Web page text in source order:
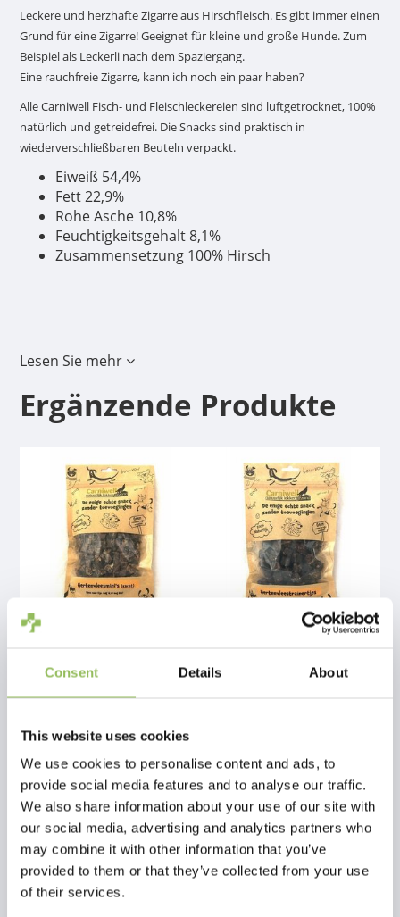
Consent Details About
This website uses cookies
We use cookies to personalise content and ads, to
provide social media features and to analyse our traffic.
We also share information about your use of our site with
our social media, advertising and analytics partners who
may combine it with other information that you’ve
provided to them or that they’ve collected from your use
of their services.
Leckere und herzhafte Zigarre aus Hirschfleisch. Es gibt immer einen
Grund für eine Zigarre! Geeignet für kleine und große Hunde. Zum
Beispiel als Leckerli nach dem Spaziergang.
Eine rauchfreie Zigarre, kann ich noch ein paar haben?
Alle Carniwell Fisch- und Fleischleckereien sind luftgetrocknet, 100%
natürlich und getreidefrei. Die Snacks sind praktisch in
wiederverschließbaren Beuteln verpackt.
Eiweiß 54,4%
Fett 22,9%
Rohe Asche 10,8%
Feuchtigkeitsgehalt 8,1%
Zusammensetzung 100% Hirsch
Lesen Sie mehr
Ergänzende Produkte